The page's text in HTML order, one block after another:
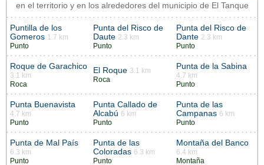
en el territorio y en los alrededores del municipio de El Tanque
Puntilla de los
Gomeros 1.7 km
Punto
Punta del Risco de
Daute 2.3 km
Punto
Punta del Risco de
Dante 2.3 km
Punto
Roque de Garachico
3.1 km
Roca
El Roque 3.1 km
Roca
Punta de la Sabina
4.7 km
Punto
Punta Buenavista
4.7 km
Punto
Punta Callado de
Alcabú 6 km
Punto
Punta de las
Campanas 6 km
Punto
Punta de Mal País
6.3 km
Punto
Punta de las
Coloradas 6.3 km
Punto
Montaña del Banco
6.4 km
Montaña